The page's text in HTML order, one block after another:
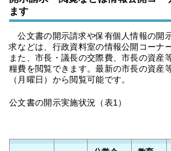
ます
公文書の開示請求や保有個人情報の開
求などは、行政資料室の情報公開コーナ
また、市長・議長の交際費、市長の資産
糧費を閲覧できます。最新の市長の資産
（月曜日）から閲覧可能です。
公文書の開示実施状況（表1）